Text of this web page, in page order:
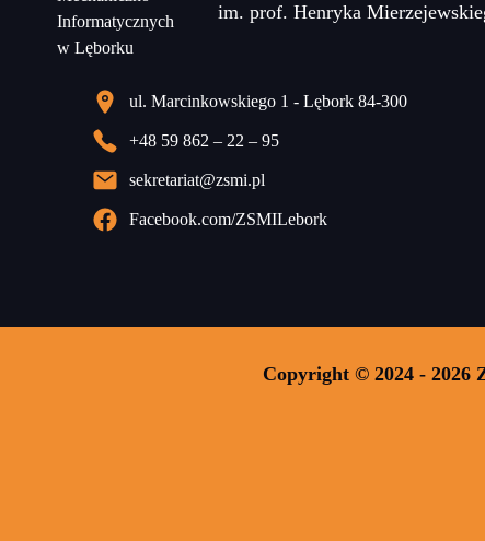
im. prof. Henryka
ul. Marcinkowskiego 1 - Lębork 84-300
+48 59 862 – 22 – 95
sekretariat@zsmi.pl
Facebook.com/ZSMILebork
Copyright © 2024 - 2026